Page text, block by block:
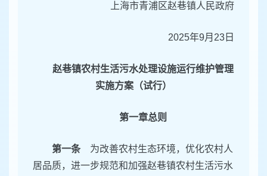
上海市青浦区赵巷镇人民政府
2025年9月23日
赵巷镇农村生活污水处理设施运行维护管理
实施方案（试行）
第一章总则
第一条 为改善农村生态环境，优化农村人
居品质，进一步规范和加强赵巷镇农村生活污水